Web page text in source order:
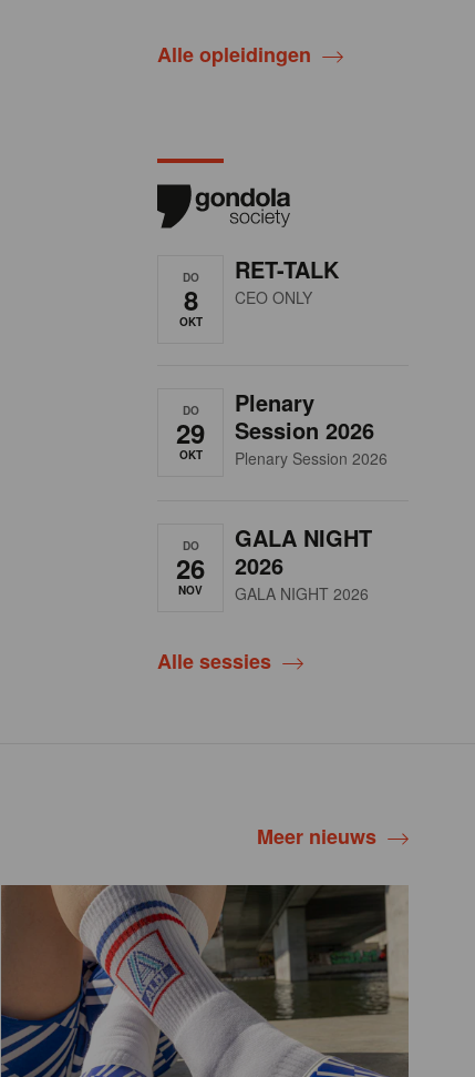
Alle opleidingen
DO
8
OKT
RET-TALK
CEO ONLY
DO
29
OKT
Plenary
Session 2026
Plenary Session 2026
DO
26
NOV
GALA NIGHT
2026
GALA NIGHT 2026
Alle sessies
Meer nieuws